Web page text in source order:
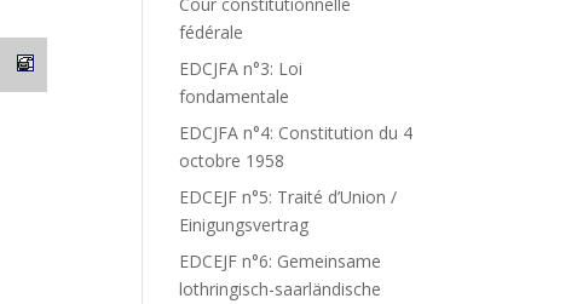
fédérale
EDCJFA n°3: Loi
fondamentale
EDCJFA n°4: Constitution du 4
octobre 1958
EDCEJF n°5: Traité d’Union /
Einigungsvertrag
EDCEJF n°6: Gemeinsame
lothringisch-saarländische